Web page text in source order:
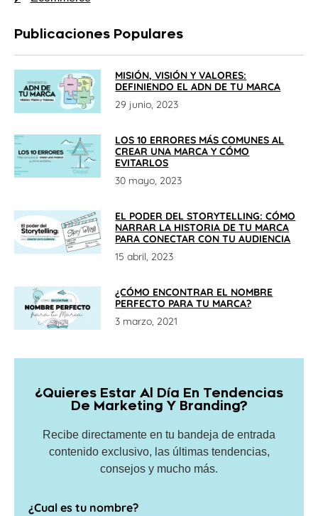
Publicaciones Populares
MISIÓN, VISIÓN Y VALORES:
DEFINIENDO EL ADN DE TU MARCA
29 junio, 2023
LOS 10 ERRORES MÁS COMUNES AL
CREAR UNA MARCA Y CÓMO
EVITARLOS
30 mayo, 2023
EL PODER DEL STORYTELLING: CÓMO
NARRAR LA HISTORIA DE TU MARCA
PARA CONECTAR CON TU AUDIENCIA
15 abril, 2023
¿CÓMO ENCONTRAR EL NOMBRE
PERFECTO PARA TU MARCA?
3 marzo, 2021
¿Quieres Estar Al Día En Tendencias
De Marketing Y Branding?
Recibe directamente en tu bandeja de entrada
contenido exclusivo, las últimas tendencias,
consejos y mucho más.
¿Cual es tu nombre?